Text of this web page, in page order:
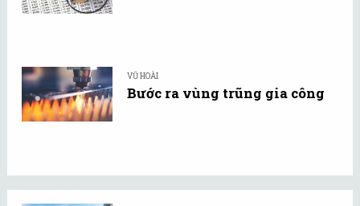
VŨ HOÀI
Bước ra vùng trũng gia công